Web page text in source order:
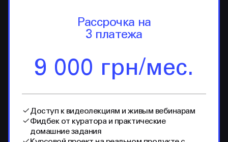
Рассрочка на
3 платежа
9 000 грн/мес.
Доступ к видеолекциям и живым вебинарам
Фидбек от куратора и практические
домашние задания